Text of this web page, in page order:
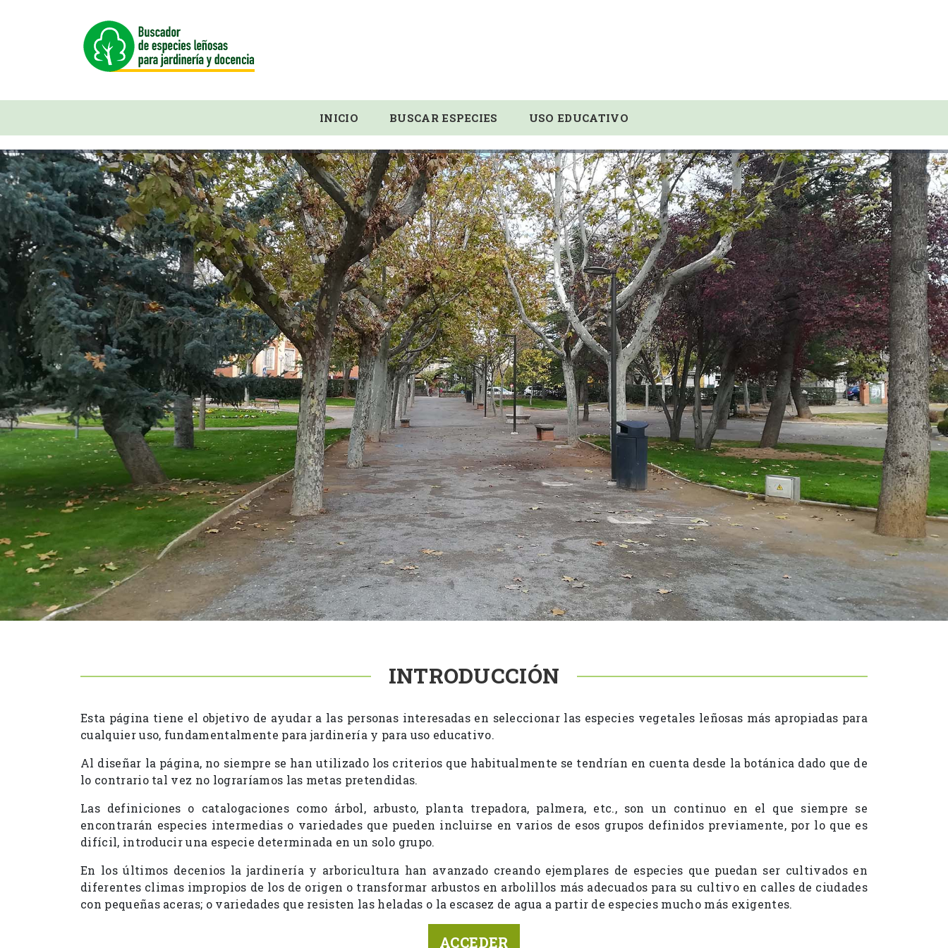
INICIO BUSCAR ESPECIES USO EDUCATIVO
INTRODUCCIÓN
Esta página tiene el objetivo de ayudar a las personas interesadas en seleccionar las especies vegetales leñosas más apropiadas para
cualquier uso, fundamentalmente para jardinería y para uso educativo.
Al diseñar la página, no siempre se han utilizado los criterios que habitualmente se tendrían en cuenta desde la botánica dado que de
lo contrario tal vez no lograríamos las metas pretendidas.
Las definiciones o catalogaciones como árbol, arbusto, planta trepadora, palmera, etc., son un continuo en el que siempre se
encontrarán especies intermedias o variedades que pueden incluirse en varios de esos grupos definidos previamente, por lo que es
difícil, introducir una especie determinada en un solo grupo.
En los últimos decenios la jardinería y arboricultura han avanzado creando ejemplares de especies que puedan ser cultivados en
diferentes climas impropios de los de origen o transformar arbustos en arbolillos más adecuados para su cultivo en calles de ciudades
con pequeñas aceras; o variedades que resisten las heladas o la escasez de agua a partir de especies mucho más exigentes.
ACCEDER